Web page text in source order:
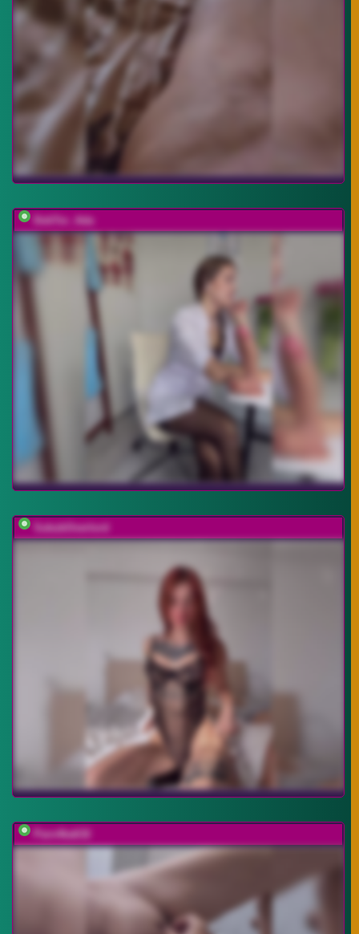
DokTor_Ada
SukubOverlord
Paro4ka632